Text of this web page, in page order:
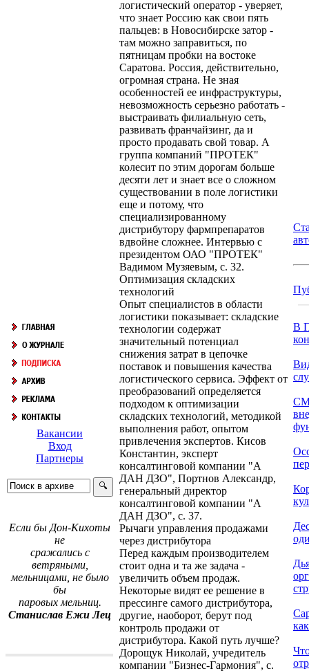
Вакансии
Вход
Партнеры
Если бы Дон-Кихоты
не
сражались с
ветряными,
мельницами, не было
бы
паровых мельниц.
Станислав Ежи Лец
логистический оператор - уверяет,
что знает Россию как свои пять
пальцев: в Новосибирске затор -
там можно заправиться, по
пятницам пробки на востоке
Саратова. Россия, действительно,
огромная страна. Не зная
особенностей ее инфраструктуры,
невозможность серьезно работать -
выстраивать филиальную сеть,
развивать франчайзинг, да и
просто продавать свой товар. А
группа компаний "ПРОТЕК"
колесит по этим дорогам больше
десяти лет и знает все о сложном
существовании в поле логистики
еще и потому, что
специализированному
дистрибутору фармпрепаратов
вдвойне сложнее. Интервью с
президентом ОАО "ПРОТЕК"
Вадимом Музяевым, с. 32.
Оптимизация складских
технологий
Опыт специалистов в области
логистики показывает: складские
технологии содержат
значительный потенциал
снижения затрат в цепочке
поставок и повышения качества
логистического сервиса. Эффект от
преобразований определяется
подходом к оптимизации
складских технологий, методикой
выполнения работ, опытом
привлечения экспертов. Кисов
Константин, эксперт
консалтинговой компании "А
ДАН ДЗО", Портнов Александр,
генеральный директор
консалтинговой компании "А
ДАН ДЗО", с. 37.
Рычаги управления продажами
через дистрибутора
Перед каждым производителем
стоит одна и та же задача -
увеличить объем продаж.
Некоторые видят ее решение в
прессинге самого дистрибутора,
другие, наоборот, берут под
контроль продажи от
дистрибутора. Какой путь лучше?
Дорощук Николай, учредитель
компании "Бизнес-Гармония", с.
В